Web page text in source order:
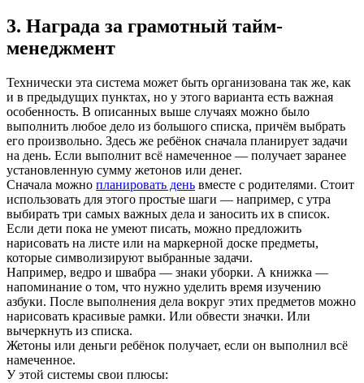
3. Награда за грамотный тайм-
менеджмент
Технически эта система может быть организована так же, как
и в предыдущих пунктах, но у этого варианта есть важная
особенность. В описанных выше случаях можно было
выполнить любое дело из большого списка, причём выбрать
его произвольно. Здесь же ребёнок сначала планирует задачи
на день. Если выполнит всё намеченное — получает заранее
установленную сумму жетонов или денег.
Сначала можно планировать день вместе с родителями. Стоит
использовать для этого простые шаги — например, с утра
выбирать три самых важных дела и заносить их в список.
Если дети пока не умеют писать, можно предложить
нарисовать на листе или на маркерной доске предметы,
которые символизируют выбранные задачи.
Например, ведро и швабра — знаки уборки. А книжка —
напоминание о том, что нужно уделить время изучению
азбуки. После выполнения дела вокруг этих предметов можно
нарисовать красивые рамки. Или обвести значки. Или
вычеркнуть из списка.
Жетоны или деньги ребёнок получает, если он выполнил всё
намеченное.
У этой системы свои плюсы: